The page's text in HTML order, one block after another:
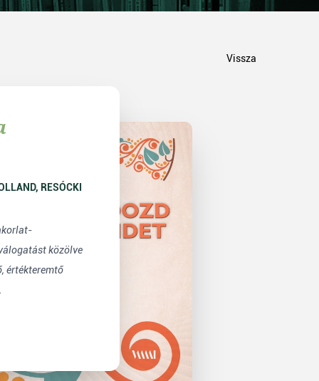
Vissza
közölve
értékteremtő